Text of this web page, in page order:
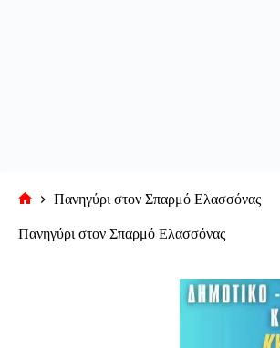
σελίδα
Πανηγύρι στον Σπαρμό Ελασσόνας
Πανηγύρι στον Σπαρμό Ελασσόνας